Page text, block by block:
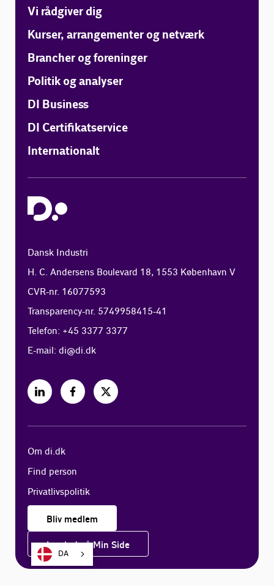
Vi rådgiver dig
Kurser, arrangementer og netværk
Brancher og foreninger
Politik og analyser
DI Business
DI Certifikatservice
Internationalt
Dansk Industri
H. C. Andersens Boulevard 18, 1553 København V
CVR-nr. 16077593
Transparency-nr. 5749958415-41
Telefon: +45 3377 3377
E-mail:di@di.dk
Om di.dk
Find person
Privatlivspolitik
Bliv medlem
Log ind på Min Side
DA